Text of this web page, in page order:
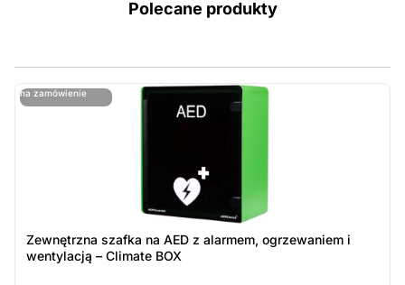
Polecane produkty
na zamówienie
ostatnie sztuki
Zewnętrzna szafka na AED z alarmem, ogrzewaniem i
wentylacją – Climate BOX